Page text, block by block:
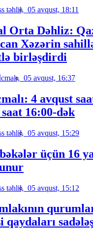
təhlil, 05 avqust, 18:11
Orta Dəhliz:
Xəzərin
birləşdirdi
05 avqust, 16:37
4 avqust
16:00-dək
təhlil, 05 avqust, 15:29
üçün 16
təhlil, 05 avqust, 15:12
qaydaları